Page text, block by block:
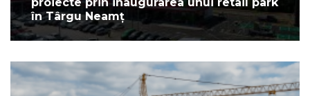
proiecte prin inaugurarea unui retail park
în Târgu Neamț